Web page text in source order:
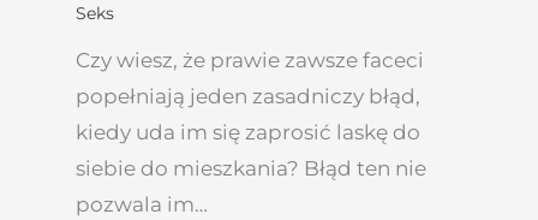
Seks
Czy wiesz, że prawie zawsze faceci
popełniają jeden zasadniczy błąd,
kiedy uda im się zaprosić laskę do
siebie do mieszkania? Błąd ten nie
pozwala im…